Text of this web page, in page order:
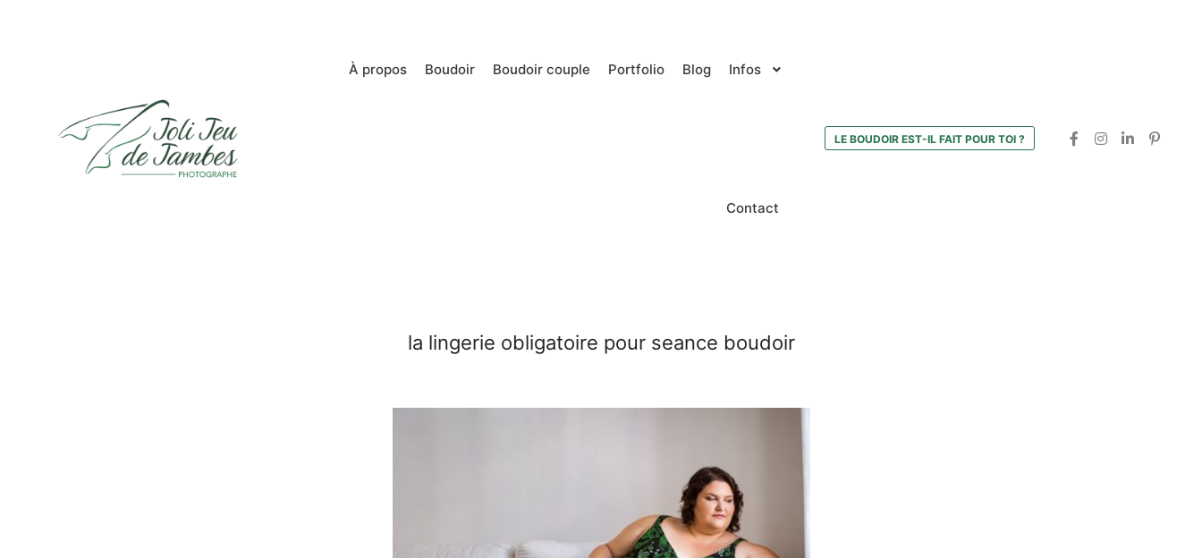
À propos Boudoir Boudoir couple Portfolio Blog Infos
Contact
LE BOUDOIR EST-IL FAIT POUR TOI ?
la lingerie obligatoire pour seance boudoir